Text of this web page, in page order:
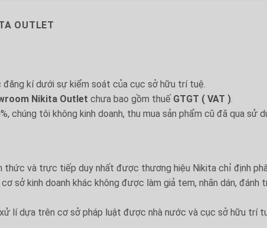
OUTLET
kí dưới sự kiểm soát của cục sở hữu trí tuệ.
Nikita Outlet chưa bao gồm thuế GTGT ( VAT ).
chúng tôi không kinh doanh, thu mua sản phẩm cũ đã qua sử
và trực tiếp duy nhất được thương hiệu Nikita chỉ định
sở kinh doanh khác không được làm giả tem, nhãn dán, đánh
lí dựa trên cơ sở pháp luật được nhà nước và cục sở hữu trí